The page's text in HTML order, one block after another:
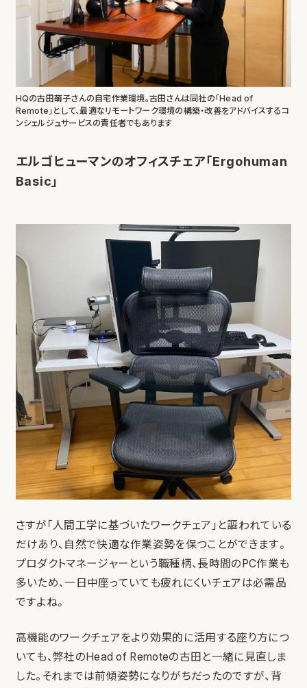
HQの古田萌子さんの自宅作業環境。古田さんは同社の「Head of
Remote」として、最適なリモートワーク環境の構築・改善をアドバイスするコ
ンシェルジュサービスの責任者でもあります
エルゴヒューマンのオフィスチェア「Ergohuman
Basic」
さすが「人間工学に基づいたワークチェア」と謳われている
だけあり、自然で快適な作業姿勢を保つことができます。
プロダクトマネージャーという職種柄、長時間のPC作業も
多いため、一日中座っていても疲れにくいチェアは必需品
ですよね。
高機能のワークチェアをより効果的に活用する座り方につ
いても、弊社のHead of Remoteの古田と一緒に見直しま
した。それまでは前傾姿勢になりがちだったのですが、背